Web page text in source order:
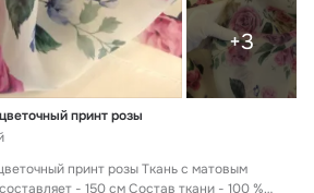
+3
принт розы
принт розы Ткань с матовым
- 150 см Состав ткани - 100 %